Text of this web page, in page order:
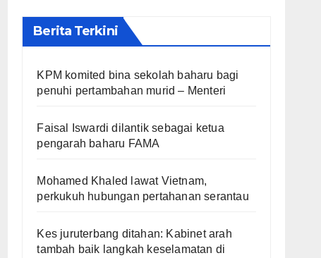
Berita Terkini
KPM komited bina sekolah baharu bagi
penuhi pertambahan murid – Menteri
Faisal Iswardi dilantik sebagai ketua
pengarah baharu FAMA
Mohamed Khaled lawat Vietnam,
perkukuh hubungan pertahanan serantau
Kes juruterbang ditahan: Kabinet arah
tambah baik langkah keselamatan di